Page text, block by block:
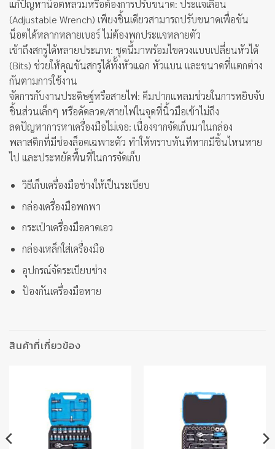
แก้ปัญหาน็อตหลวมหรือต้องการปรับขนาด: ประแจเลื่อน
(Adjustable Wrench) เพียงชิ้นเดียวสามารถปรับขนาดเพื่อขัน
น็อตได้หลากหลายเบอร์ ไม่ต้องพกประแจหลายตัว
เข้าถึงสกรูได้หลายประเภท: ชุดนี้มาพร้อมไขควงแบบเปลี่ยนหัวได้
(Bits) ช่วยให้คุณขันสกรูได้ทั้งหัวแฉก หัวแบน และขนาดที่แตกต่าง
กันตามการใช้งาน
จัดการกับงานประดิษฐ์หรือสายไฟ: คีมปากแหลมช่วยในการหยิบจับ
ชิ้นส่วนเล็กๆ หรือดัดลวด/สายไฟในจุดที่นิ้วมือเข้าไม่ถึง
ลดปัญหาการหาเครื่องมือไม่เจอ: เนื่องจากจัดเก็บมาในกล่อง
พลาสติกที่มีช่องล็อคเฉพาะตัว ทำให้ทราบทันทีหากมีชิ้นไหนหาย
ไป และประหยัดพื้นที่ในการจัดเก็บ
วิธีเก็บเครื่องมือช่างให้เป็นระเบียบ
กล่องเครื่องมือพกพา
กระเป๋าเครื่องมือคาดเอว
กล่องเหล็กใส่เครื่องมือ
อุปกรณ์จัดระเบียบช่าง
ป้องกันเครื่องมือหาย
สินค้าที่เกี่ยวข้อง